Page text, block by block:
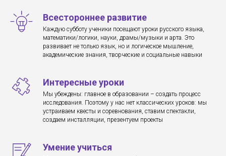
Всестороннее развитие
Каждую субботу ученики посещают уроки русского языка,
математики/логики, науки, драмы/музыки и арта. Это
развивает не только язык, но и логическое мышление,
академические знания, творческие и социальные навыки
Интересные уроки
Мы убеждены: главное в образовании – создать процесс
исследования. Поэтому у нас нет классических уроков: мы
устраиваем квесты и соревнования, ставим спектакли,
создаем инсталляции, презентуем проекты
Умение учиться